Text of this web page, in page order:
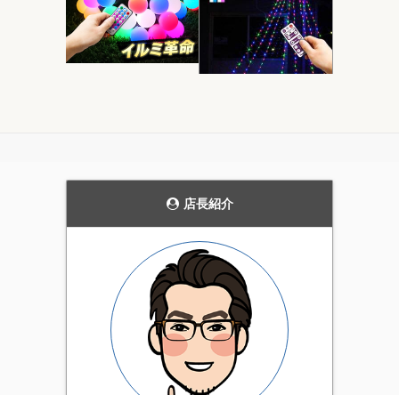
張しすぎない雰囲気を持
った上品なガーデンライ
わらず屋外で利用可能な
実用性の高いイルミネー
ション。当店一番のオス
スメ商品です。
店長紹介